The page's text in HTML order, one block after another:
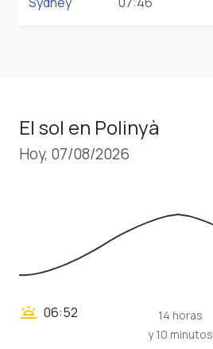
El sol en Polinyà
Hoy, 07/08/2026
wb_twilight 06:52
14 horas
y 10 minutos